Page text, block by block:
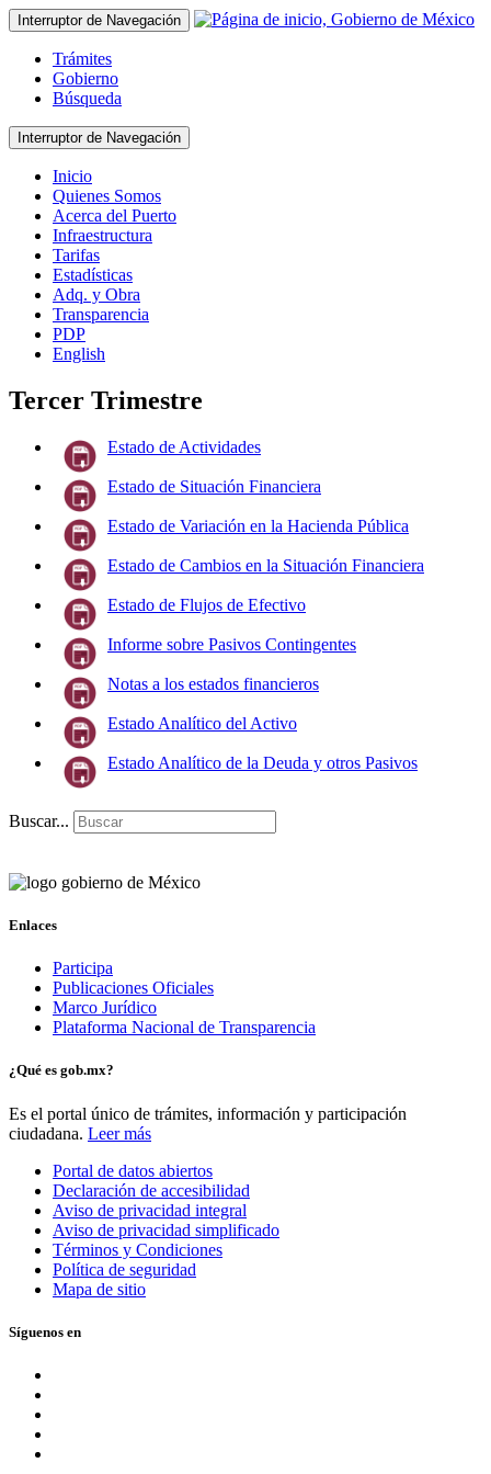
Interruptor de Navegación
Trámites
Gobierno
Búsqueda
Interruptor de Navegación
Inicio
Quienes Somos
Acerca del Puerto
Infraestructura
Tarifas
Estadísticas
Adq. y Obra
Transparencia
PDP
English
Tercer Trimestre
Estado de Actividades
Estado de Situación Financiera
Estado de Variación en la Hacienda Pública
Estado de Cambios en la Situación Financiera
Estado de Flujos de Efectivo
Informe sobre Pasivos Contingentes
Notas a los estados financieros
Estado Analítico del Activo
Estado Analítico de la Deuda y otros Pasivos
Buscar...
Enlaces
Participa
Publicaciones Oficiales
Marco Jurídico
Plataforma Nacional de Transparencia
¿Qué es gob.mx?
Es el portal único de trámites, información y participación
ciudadana. Leer más
Portal de datos abiertos
Declaración de accesibilidad
Aviso de privacidad integral
Aviso de privacidad simplificado
Términos y Condiciones
Política de seguridad
Mapa de sitio
Síguenos en